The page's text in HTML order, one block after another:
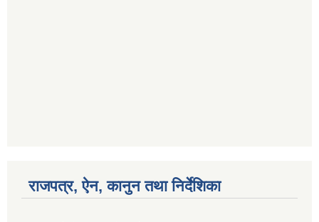
राजपत्र, ऐन, कानुन तथा निर्देशिका